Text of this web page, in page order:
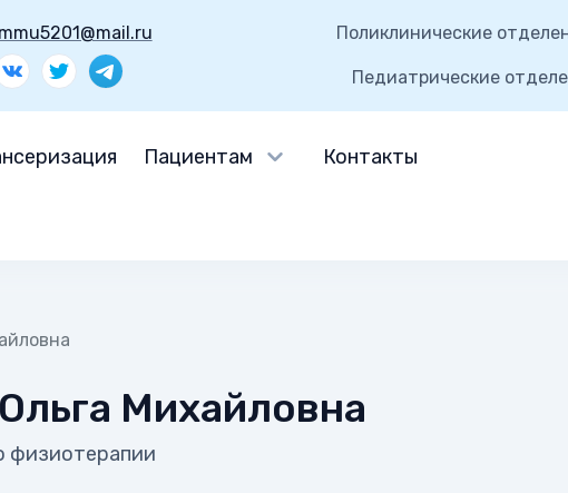
mmu5201@mail.ru Поликлинические
Педиатрические
Пациентам Контакты
Михайловна
физиотерапии